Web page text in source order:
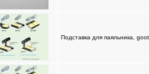
Подставка для паяльника,